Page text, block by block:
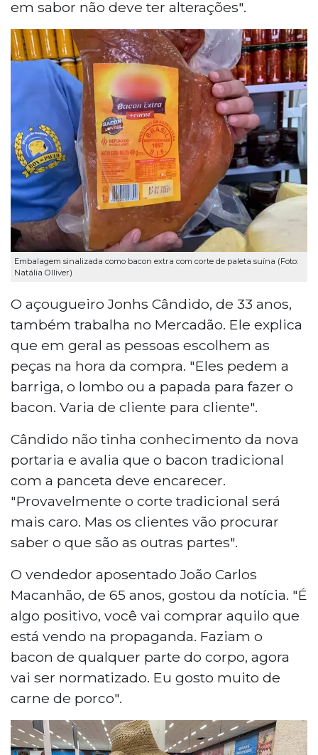
em sabor não deve ter alterações".
Embalagem sinalizada como bacon extra com corte de paleta suína (Foto:
Natália Olliver)
O açougueiro Jonhs Cândido, de 33 anos,
também trabalha no Mercadão. Ele explica
que em geral as pessoas escolhem as
peças na hora da compra. "Eles pedem a
barriga, o lombo ou a papada para fazer o
bacon. Varia de cliente para cliente".
Cândido não tinha conhecimento da nova
portaria e avalia que o bacon tradicional
com a panceta deve encarecer.
"Provavelmente o corte tradicional será
mais caro. Mas os clientes vão procurar
saber o que são as outras partes".
O vendedor aposentado João Carlos
Macanhão, de 65 anos, gostou da notícia. "É
algo positivo, você vai comprar aquilo que
está vendo na propaganda. Faziam o
bacon de qualquer parte do corpo, agora
vai ser normatizado. Eu gosto muito de
carne de porco".